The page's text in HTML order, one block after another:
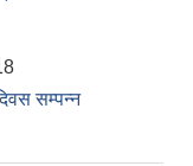
सम्पन्न